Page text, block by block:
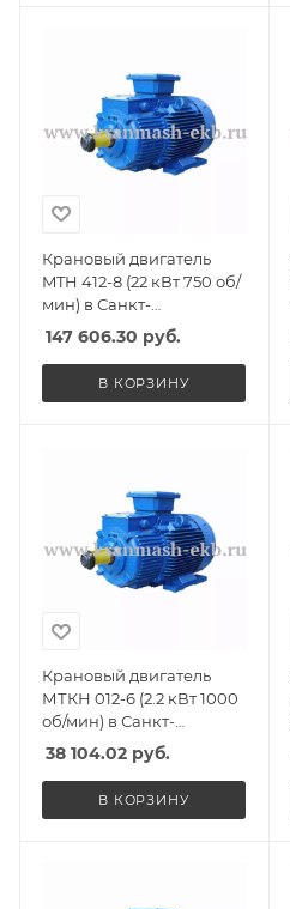
Крановый двигатель
MTH 412-8 (22 кВт 750 об/
мин) в Санкт-
Петербурге, Спб
147 606.30 руб.
В КОРЗИНУ
Крановый двигатель
МТКН 012-6 (2.2 кВт 1000
об/мин) в Санкт-
Петербурге, Спб
38 104.02 руб.
В КОРЗИНУ